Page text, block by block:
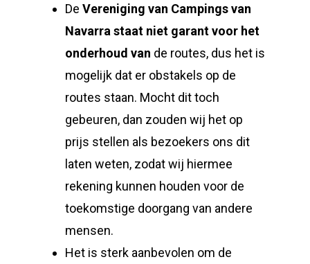
De Vereniging van Campings van
Navarra staat niet garant voor het
onderhoud van de routes, dus het is
mogelijk dat er obstakels op de
routes staan. Mocht dit toch
gebeuren, dan zouden wij het op
prijs stellen als bezoekers ons dit
laten weten, zodat wij hiermee
rekening kunnen houden voor de
toekomstige doorgang van andere
mensen.
Het is sterk aanbevolen om de